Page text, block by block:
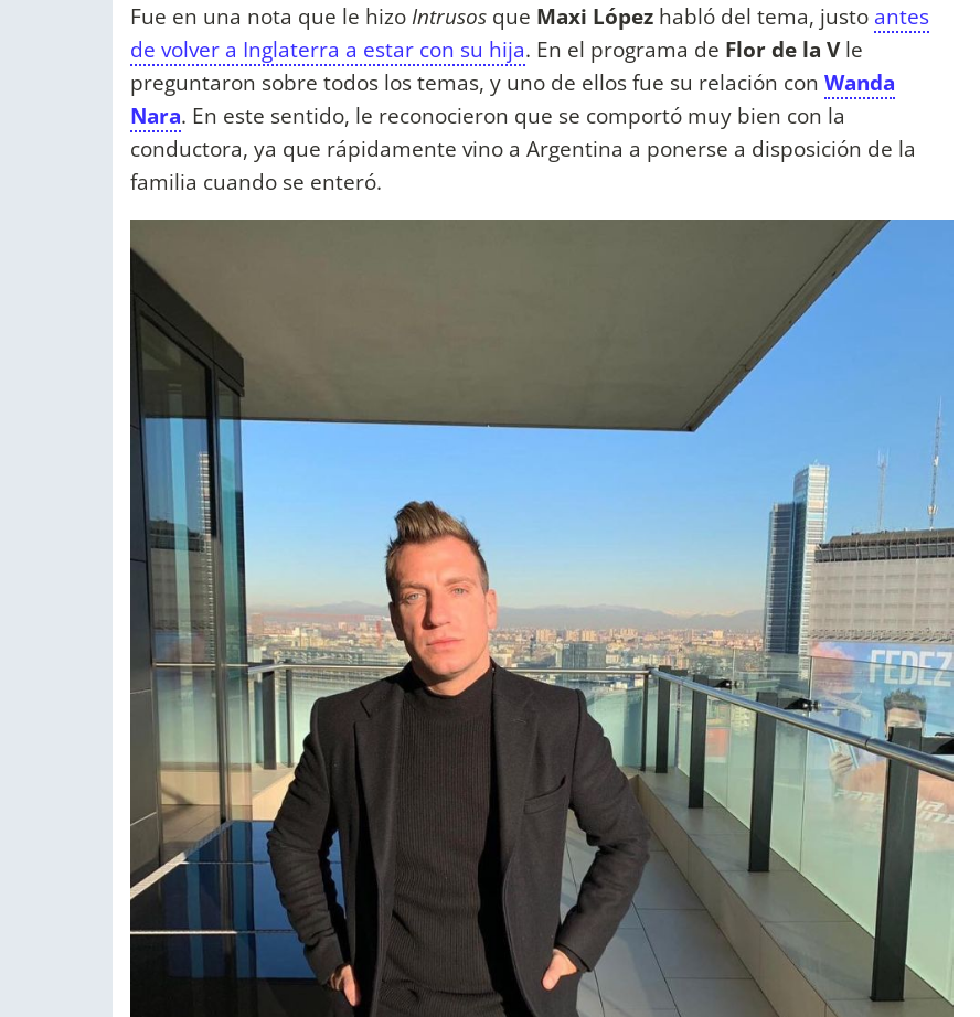
Fue en una nota que le hizo Intrusos que Maxi López habló del tema, justo antes
de volver a Inglaterra a estar con su hija. En el programa de Flor de la Vle
preguntaron sobre todos los temas, y uno de ellos fue su relación con Wanda
Nara. En este sentido, le reconocieron que se comportó muy bien con la
conductora, ya que rápidamente vino a Argentina a ponerse a disposición de la
familia cuando se enteró.